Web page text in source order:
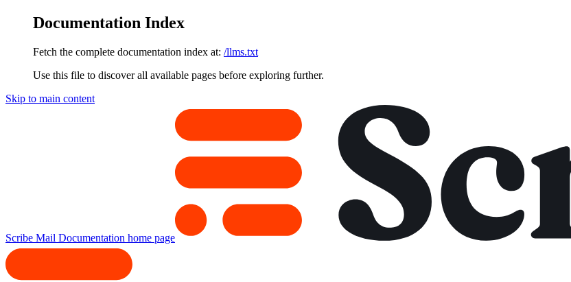
Documentation Index
Fetch the complete documentation index at: /llms.txt
Use this file to discover all available pages before exploring further.
Skip to main content
Scribe Mail Documentation home page